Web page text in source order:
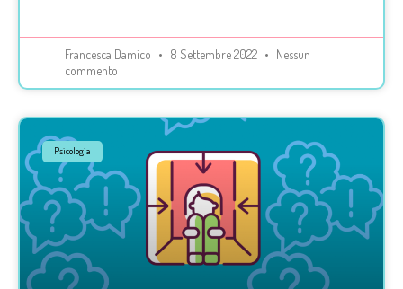
Francesca Damico 8 Settembre 2022
Nessun
commento
Psicologia